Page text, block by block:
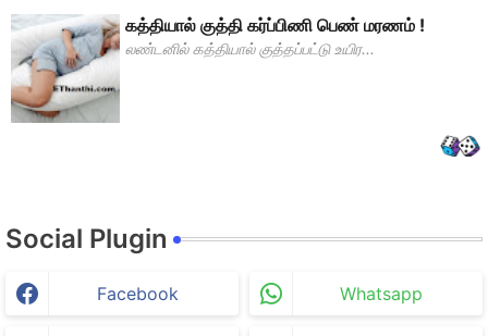
கத்தியால் குத்தி கர்ப்பிணி பெண் மரணம் !
லண்டனில் கத்தியால் குத்தப்பட்டு உயிர...
Social Plugin
Facebook Whatsapp